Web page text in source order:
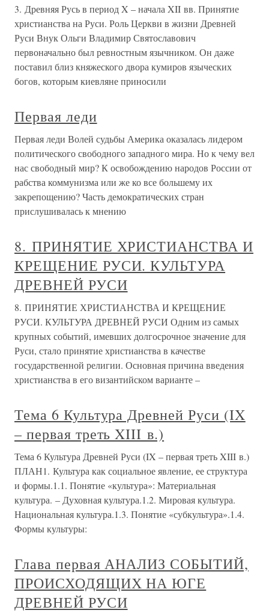
3. Древняя Русь в период X – начала XII вв. Принятие
христианства на Руси. Роль Церкви в жизни Древней
Руси Внук Ольги Владимир Святославович
первоначально был ревностным язычником. Он даже
поставил близ княжеского двора кумиров языческих
богов, которым киевляне приносили
Первая леди
Первая леди Волей судьбы Америка оказалась лидером
политического свободного западного мира. Но к чему вел
нас свободный мир? К освобождению народов России от
рабства коммунизма или же ко все большему их
закрепощению? Часть демократических стран
прислушивалась к мнению
8. ПРИНЯТИЕ ХРИСТИАНСТВА И
КРЕЩЕНИЕ РУСИ. КУЛЬТУРА
ДРЕВНЕЙ РУСИ
8. ПРИНЯТИЕ ХРИСТИАНСТВА И КРЕЩЕНИЕ
РУСИ. КУЛЬТУРА ДРЕВНЕЙ РУСИ Одним из самых
крупных событий, имевших долгосрочное значение для
Руси, стало принятие христианства в качестве
государственной религии. Основная причина введения
христианства в его византийском варианте –
Тема 6 Культура Древней Руси (IX
– первая треть XIII в.)
Тема 6 Культура Древней Руси (IX – первая треть XIII в.)
ПЛАН1. Культура как социальное явление, ее структура
и формы.1.1. Понятие «культура»: Материальная
культура. – Духовная культура.1.2. Мировая культура.
Национальная культура.1.3. Понятие «субкультура».1.4.
Формы культуры:
Глава первая АНАЛИЗ СОБЫТИЙ,
ПРОИСХОДЯЩИХ НА ЮГЕ
ДРЕВНЕЙ РУСИ